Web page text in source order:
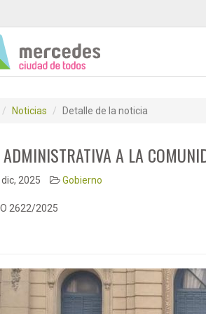
Noticias Detalle de la noticia
ADMINISTRATIVA A LA
2025 Gobierno
2622/2025